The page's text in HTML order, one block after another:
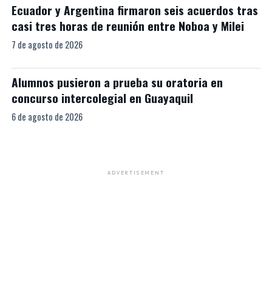
Ecuador y Argentina firmaron seis acuerdos tras
casi tres horas de reunión entre Noboa y Milei
7 de agosto de 2026
Alumnos pusieron a prueba su oratoria en
concurso intercolegial en Guayaquil
6 de agosto de 2026
ADVERTISEMENT